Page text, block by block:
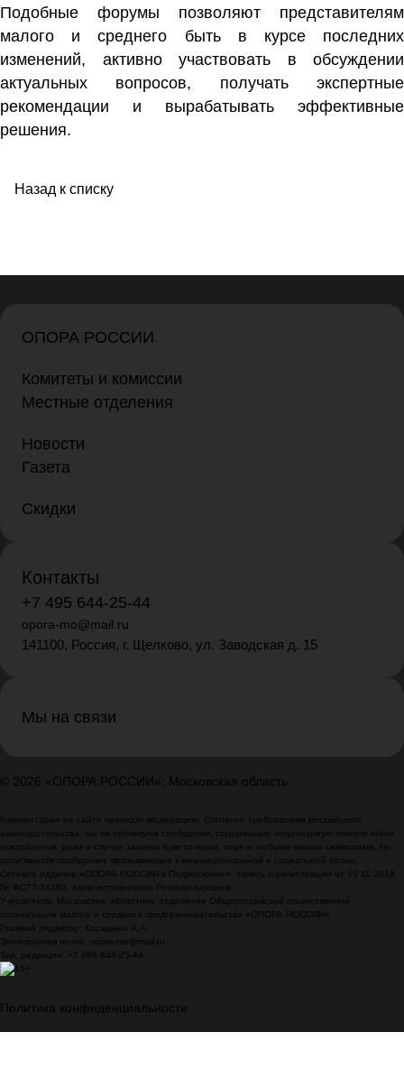
Подобные форумы позволяют представителям
малого и среднего быть в курсе последних
изменений, активно участвовать в обсуждении
актуальных вопросов, получать экспертные
рекомендации и вырабатывать эффективные
решения.
Назад к списку
ОПОРА РОССИИ
Комитеты и комиссии
Местные отделения
Новости
Газета
Скидки
Контакты
+7 495 644-25-44
opora-mo@mail.ru
141100, Россия, г. Щелково, ул. Заводская д. 15
Мы на связи
© 2026 «ОПОРА РОССИИ»: Московская область
Комментарии на сайте проходят модерацию. Согласно требованиям российского
законодательства, мы не публикуем сообщения, содержащие нецензурную лексику и/или
оскорбления, даже в случае замены букв точками, тире и любыми иными символами. Не
допускаются сообщения, призывающие к межнациональной и социальной розни.
Сетевое издание «ОПОРА РОССИИ в Подмосковье», запись о регистрации от 19.11.2018
№ ФС77-74363, зарегистрировано Роскомнадзором.
Учредитель: Московское областное отделение Общероссийской общественной
организации малого и среднего предпринимательства «ОПОРА РОССИИ»
Главный редактор: Косицына А.А.
Электронная почта: opora-mo@mail.ru
Тел. редакции: +7 495 644-25-44
Политика конфиденциальности